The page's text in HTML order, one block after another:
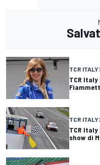
TCR ITALY
TCR
TCR ITALY
TCR
show di